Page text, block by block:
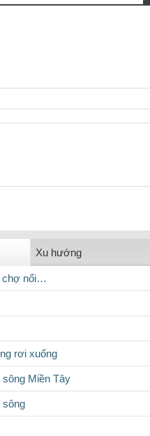
Xu hướng
chợ nổi…
rơi xuống
Miền Tây